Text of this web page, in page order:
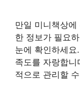
만일 미니책상
한 정보가 필요
눈에 확인하세
족도를 자랑합
적으로 관리할